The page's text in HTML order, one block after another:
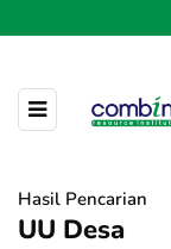
Hasil Pencarian
UU Desa